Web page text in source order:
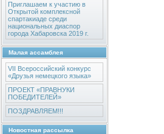
Приглашаем к участию в
Открытой комплексной
спартакиаде среди
национальных диаспор
города Хабаровска 2019 г.
Малая ассамблея
VII Всероссийский конкурс
«Друзья немецкого языка»
ПРОЕКТ «ПРАВНУКИ
ПОБЕДИТЕЛЕЙ»
ПОЗДРАВЛЯЕМ!!!
Новостная рассылка